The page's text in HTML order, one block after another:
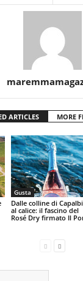
ARTICLES MORE
Gusta
Dalle colline di
al calice: il fascino del
Rosé Dry firmato Il